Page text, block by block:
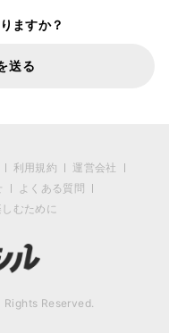
ますか？
送る
利用規約
運営会社
よくある質問
むために
Reserved.